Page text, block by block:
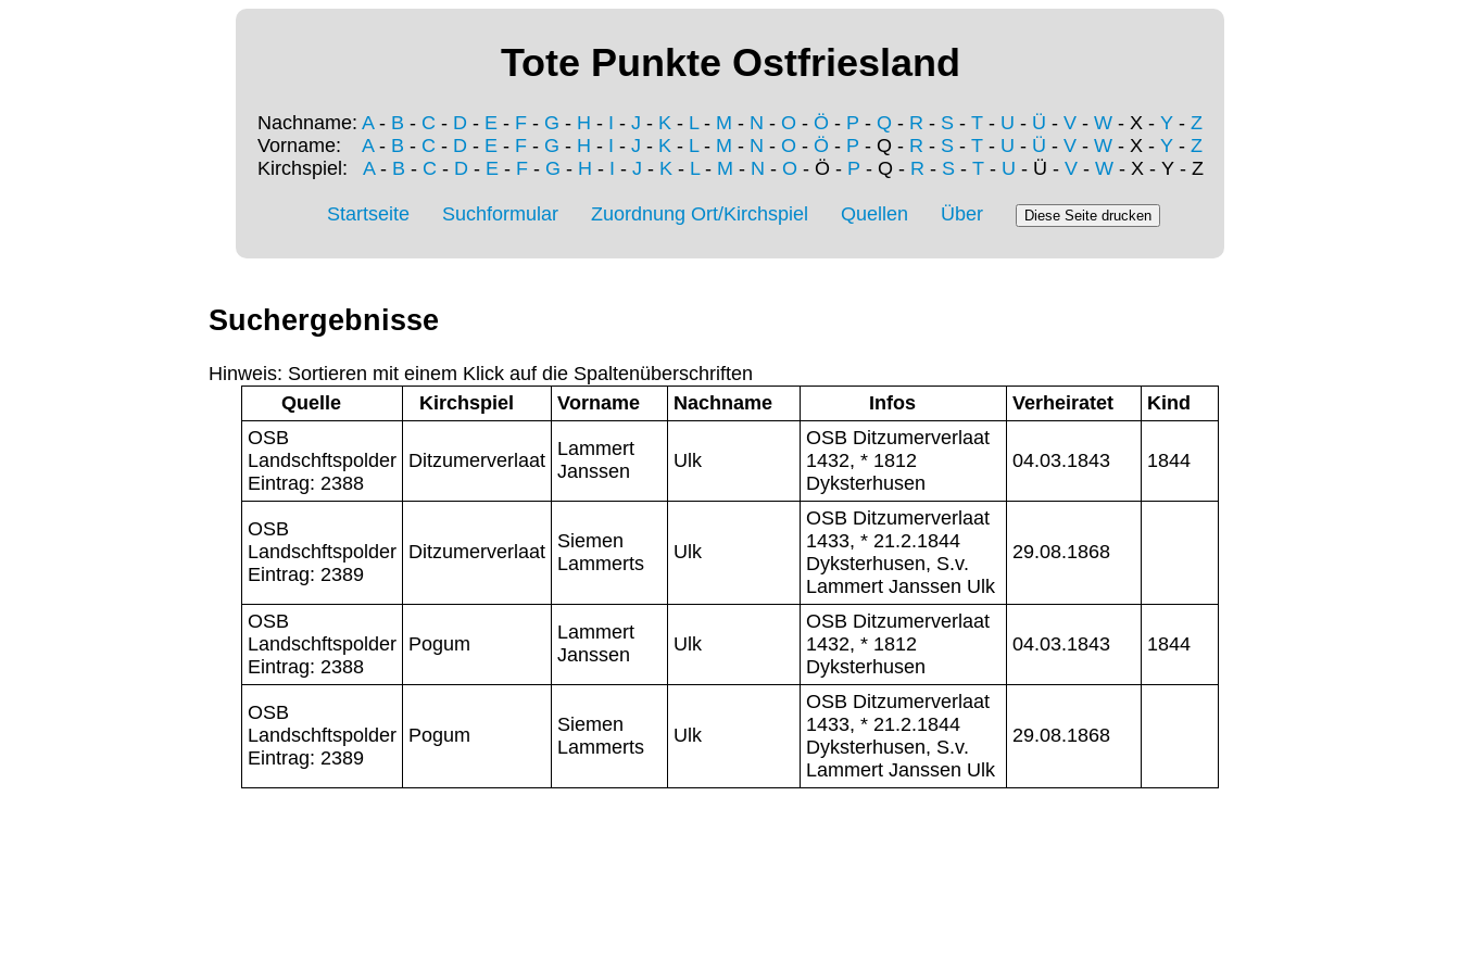
Tote Punkte Ostfriesland
Nachname: A- B - C - D - E - F - G - H - I - J - K - L- M - N - O - Ö - P - Q - R - S - T - U - Ü - V - W - X - Y - Z
Vorname: A- B - C - D - E - F - G - H - I - J - K - L- M - N - O - Ö - P - Q - R - S - T - U - Ü - V - W - X - Y - Z
Kirchspiel: A- B - C - D- E- F- G - H - I - J - K- L- M - N - O - Ö - P - Q - R - S- T- U - Ü - V- W- X - Y - Z
Startseite Suchformular Zuordnung Ort/Kirchspiel Quellen Über
Suchergebnisse
Hinweis: Sortieren mit einem Klick auf die Spaltenüberschriften
Quelle
Kirchspiel Vorname Nachname Infos Verheiratet
Kind
OSB
Landschftspolder
Eintrag: 2388
Ditzumerverlaat
Lammert
Janssen
Ulk
OSB Ditzumerverlaat
1432, * 1812
Dyksterhusen
04.03.1843 1844
OSB
Landschftspolder
Eintrag: 2389
Ditzumerverlaat Siemen
Lammerts
Ulk
OSB Ditzumerverlaat
1433, * 21.2.1844
Dyksterhusen, S.v.
Lammert Janssen Ulk
29.08.1868
OSB
Landschftspolder
Eintrag: 2388
Pogum
Lammert
Janssen
Ulk
OSB Ditzumerverlaat
1432, * 1812
Dyksterhusen
04.03.1843 1844
OSB
Landschftspolder
Eintrag: 2389
Pogum
Siemen
Lammerts
Ulk
OSB Ditzumerverlaat
1433, * 21.2.1844
Dyksterhusen, S.v.
Lammert Janssen Ulk
29.08.1868